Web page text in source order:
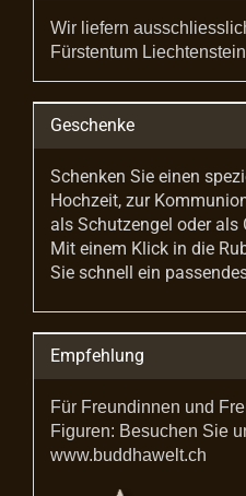
Wir liefern
Fürstentum Liechtenstein
Geschenke
Schenken Sie einen
Hochzeit, zur
als Schutzengel oder als
Mit einem Klick in die
Sie schnell ein
Empfehlung
Für Freundinnen und
Figuren: Besuchen Sie
www.buddhawelt.ch